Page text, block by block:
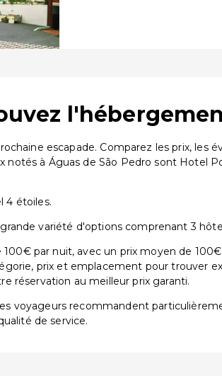
escapade. Comparez les prix, les
à Águas de São Pedro sont Hotel
4 étoiles.
variété d'options comprenant 3
par nuit, avec un prix moyen de
prix et emplacement pour trouver
réservation au meilleur prix garanti.
voyageurs recommandent
de service.